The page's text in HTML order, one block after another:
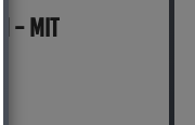
- MIT